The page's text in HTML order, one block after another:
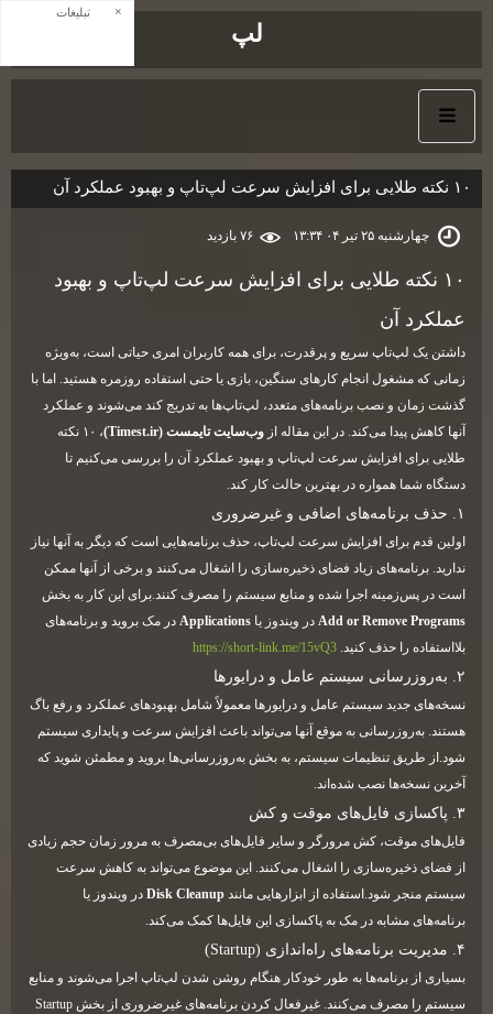
لپ
۱۰ نکته طلایی برای افزایش سرعت لپ‌تاپ و بهبود عملکرد آن
چهارشنبه ۲۵ تیر ۰۴ ۱۳:۳۴
۱۰ نکته طلایی برای افزایش سرعت لپ‌تاپ و بهبود
عملکرد آن
داشتن یک لپ‌تاپ سریع و پرقدرت، برای همه کاربران امری حیاتی است، به‌ویژه
زمانی که مشغول انجام کارهای سنگین، بازی یا حتی استفاده روزمره هستید. اما با
گذشت زمان و نصب برنامه‌های متعدد، لپ‌تاپ‌ها به تدریج کند می‌شوند و عملکرد
آنها کاهش پیدا می‌کند. در این مقاله از وب‌سایت تایمست (Timest.ir)
، ۱۰ نکته
طلایی برای افزایش سرعت لپ‌تاپ و بهبود عملکرد آن را بررسی می‌کنیم تا
دستگاه شما همواره در بهترین حالت کار کند.
۱. حذف برنامه‌های اضافی و غیرضروری
اولین قدم برای افزایش سرعت لپ‌تاپ، حذف برنامه‌هایی است که دیگر به آنها نیاز
ندارید. برنامه‌های زیاد فضای ذخیره‌سازی را اشغال می‌کنند و برخی از آنها ممکن
است در پس‌زمینه اجرا شده و منابع سیستم را مصرف کنند.برای این کار به بخش
Add or Remove Programs در ویندوز یا Applications در مک بروید و برنامه‌های
بلااستفاده را حذف کنید. https://short-link.me/15vQ3
۲. به‌روزرسانی سیستم عامل و درایورها
نسخه‌های جدید سیستم عامل و درایورها معمولاً شامل بهبودهای عملکرد و رفع باگ
هستند. به‌روزرسانی به موقع آنها می‌تواند باعث افزایش سرعت و پایداری سیستم
شود.از طریق تنظیمات سیستم، به بخش به‌روزرسانی‌ها بروید و مطمئن شوید که
آخرین نسخه‌ها نصب شده‌اند.
۳. پاکسازی فایل‌های موقت و کش
فایل‌های موقت، کش مرورگر و سایر فایل‌های بی‌مصرف به مرور زمان حجم زیادی
از فضای ذخیره‌سازی را اشغال می‌کنند. این موضوع می‌تواند به کاهش سرعت
سیستم منجر شود.استفاده از ابزارهایی مانند Disk Cleanup در ویندوز یا
برنامه‌های مشابه در مک به پاکسازی این فایل‌ها کمک می‌کند.
۴. مدیریت برنامه‌های راه‌اندازی (Startup)
بسیاری از برنامه‌ها به طور خودکار هنگام روشن شدن لپ‌تاپ اجرا می‌شوند و منابع
سیستم را مصرف می‌کنند. غیرفعال کردن برنامه‌های غیرضروری از بخش Startup
تبلیغات ×